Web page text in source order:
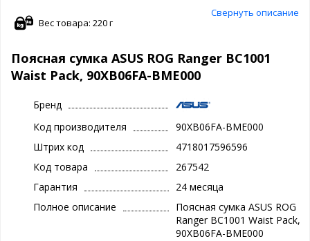
Свернуть описание
Вес товара: 220 г
Поясная сумка ASUS ROG Ranger BC1001
Waist Pack, 90XB06FA-BME000
Бренд
Код производителя
90XB06FA-BME000
Штрих код
4718017596596
Код товара
267542
Гарантия
24 месяца
Полное описание
Поясная сумка ASUS ROG
Ranger BC1001 Waist Pack,
90XB06FA-BME000